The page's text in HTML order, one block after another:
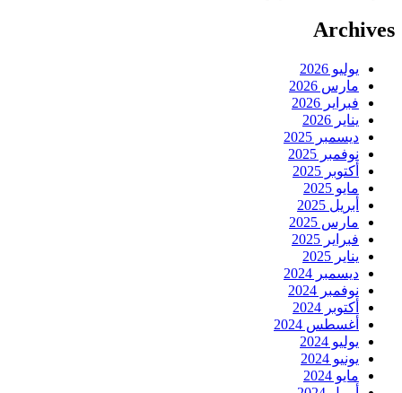
Archives
يوليو 2026
مارس 2026
فبراير 2026
يناير 2026
ديسمبر 2025
نوفمبر 2025
أكتوبر 2025
مايو 2025
أبريل 2025
مارس 2025
فبراير 2025
يناير 2025
ديسمبر 2024
نوفمبر 2024
أكتوبر 2024
أغسطس 2024
يوليو 2024
يونيو 2024
مايو 2024